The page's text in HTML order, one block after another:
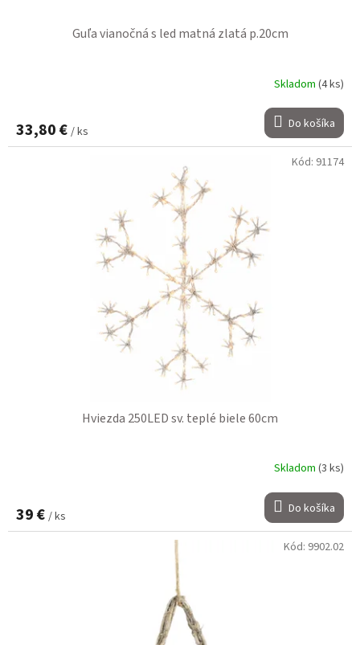
Guľa vianočná s led matná zlatá p.20cm
Skladom (4 ks)
33,80 € / ks Do košíka
Hviezda 250LED sv. teplé biele 60cm
Skladom (3 ks)
39 € / ks Do košíka
Kód: 91174
Kód: 9902.02